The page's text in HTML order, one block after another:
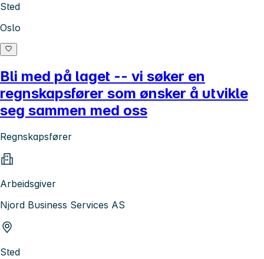
Sted
Oslo
Bli med på laget -- vi søker en
regnskapsfører som ønsker å utvikle
seg sammen med oss
Regnskapsfører
Arbeidsgiver
Njord Business Services AS
Sted